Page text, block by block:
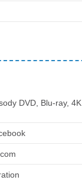
DVD, Blu-ray, 4K